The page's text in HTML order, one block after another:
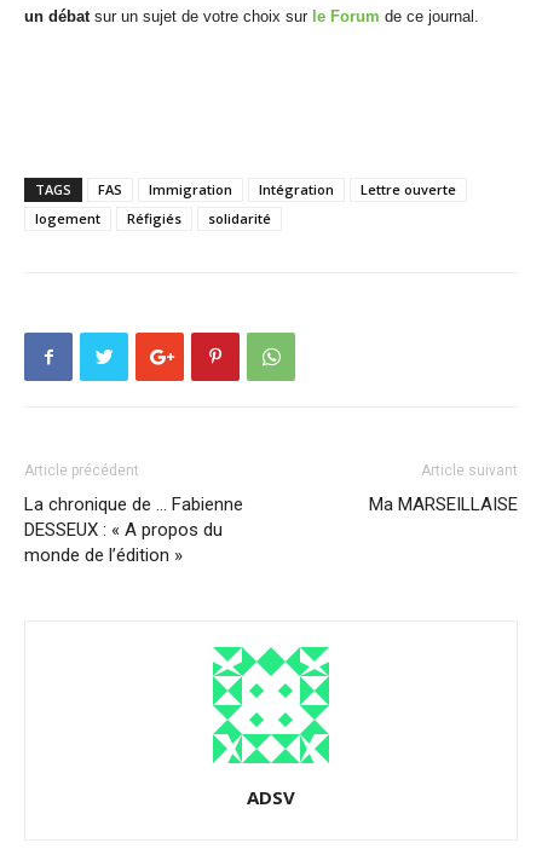
un débatsur un sujet de votre choix sur le Forum de ce journal.
TAGS FAS Immigration Intégration
Lettre ouverte
logement
Réfigiés solidarité
Article précédent
La chronique de … Fabienne
DESSEUX : « A propos du
monde de l’édition »
Article suivant
Ma MARSEILLAISE
ADSV